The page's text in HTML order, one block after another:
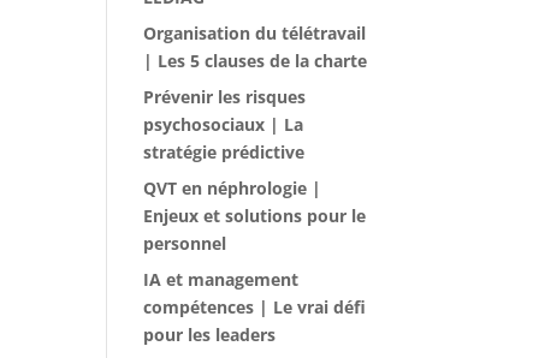
Organisation du télétravail
| Les 5 clauses de la charte
Prévenir les risques
psychosociaux | La
stratégie prédictive
QVT en néphrologie |
Enjeux et solutions pour le
personnel
IA et management
compétences | Le vrai défi
pour les leaders